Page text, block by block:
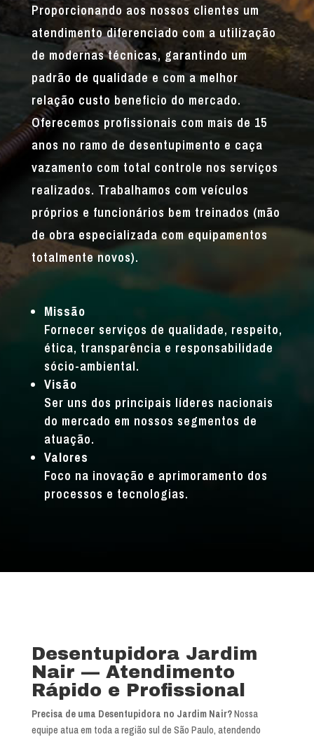
Proporcionando aos nossos clientes um
atendimento diferenciado com a utilização
de modernas técnicas, garantindo um
padrão de qualidade e com a melhor
relação custo beneficio do mercado.
Oferecemos profissionais com mais de 15
anos no ramo de desentupimento e caça
vazamento com total controle nos serviços
realizados. Trabalhamos com veículos
próprios e funcionários bem treinados (mão
de obra especializada com equipamentos
totalmente novos).
Missão
Fornecer serviços de qualidade, respeito,
ética, transparência e responsabilidade
sócio-ambiental.
Visão
Ser uns dos principais líderes nacionais
do mercado em nossos segmentos de
atuação.
Valores
Foco na inovação e aprimoramento dos
processos e tecnologias.
Desentupidora Jardim
Nair — Atendimento
Rápido e Profissional
Precisa de uma Desentupidora no Jardim Nair?Nossa
equipe atua em toda a região sul de São Paulo, atendendo